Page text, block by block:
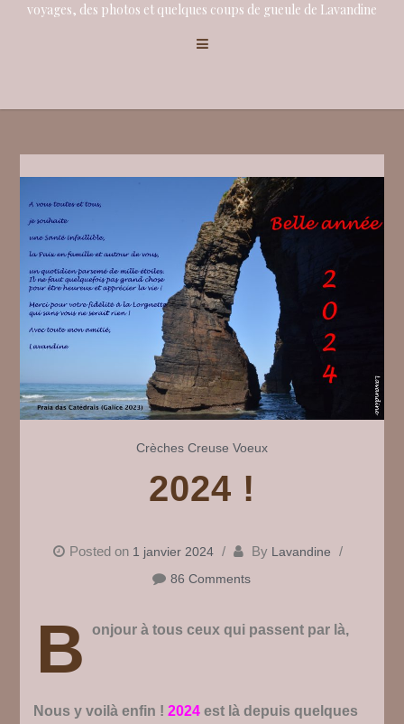
voyages, des photos et quelques coups de gueule de Lavandine
Crèches Creuse Voeux
2024 !
Posted on 1 janvier 2024 By Lavandine
86 Comments
B onjour à tous ceux qui passent par là,
Nous y voilà enfin !2024 est là depuis quelques